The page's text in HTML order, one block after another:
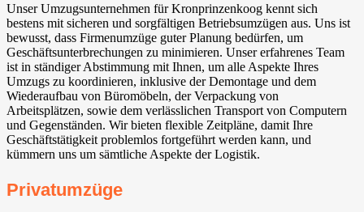
Unser Umzugsunternehmen für Kronprinzenkoog kennt sich
bestens mit sicheren und sorgfältigen Betriebsumzügen aus. Uns ist
bewusst, dass Firmenumzüge guter Planung bedürfen, um
Geschäftsunterbrechungen zu minimieren. Unser erfahrenes Team
ist in ständiger Abstimmung mit Ihnen, um alle Aspekte Ihres
Umzugs zu koordinieren, inklusive der Demontage und dem
Wiederaufbau von Büromöbeln, der Verpackung von
Arbeitsplätzen, sowie dem verlässlichen Transport von Computern
und Gegenständen. Wir bieten flexible Zeitpläne, damit Ihre
Geschäftstätigkeit problemlos fortgeführt werden kann, und
kümmern uns um sämtliche Aspekte der Logistik.
Privatumzüge